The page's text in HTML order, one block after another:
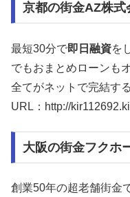
京都の街金AZ株式
最短30分で即日融資を
でもおまとめローンも
全てがネットで完結す
URL：http://
大阪の街金フクホ
創業50年の超老舗街金